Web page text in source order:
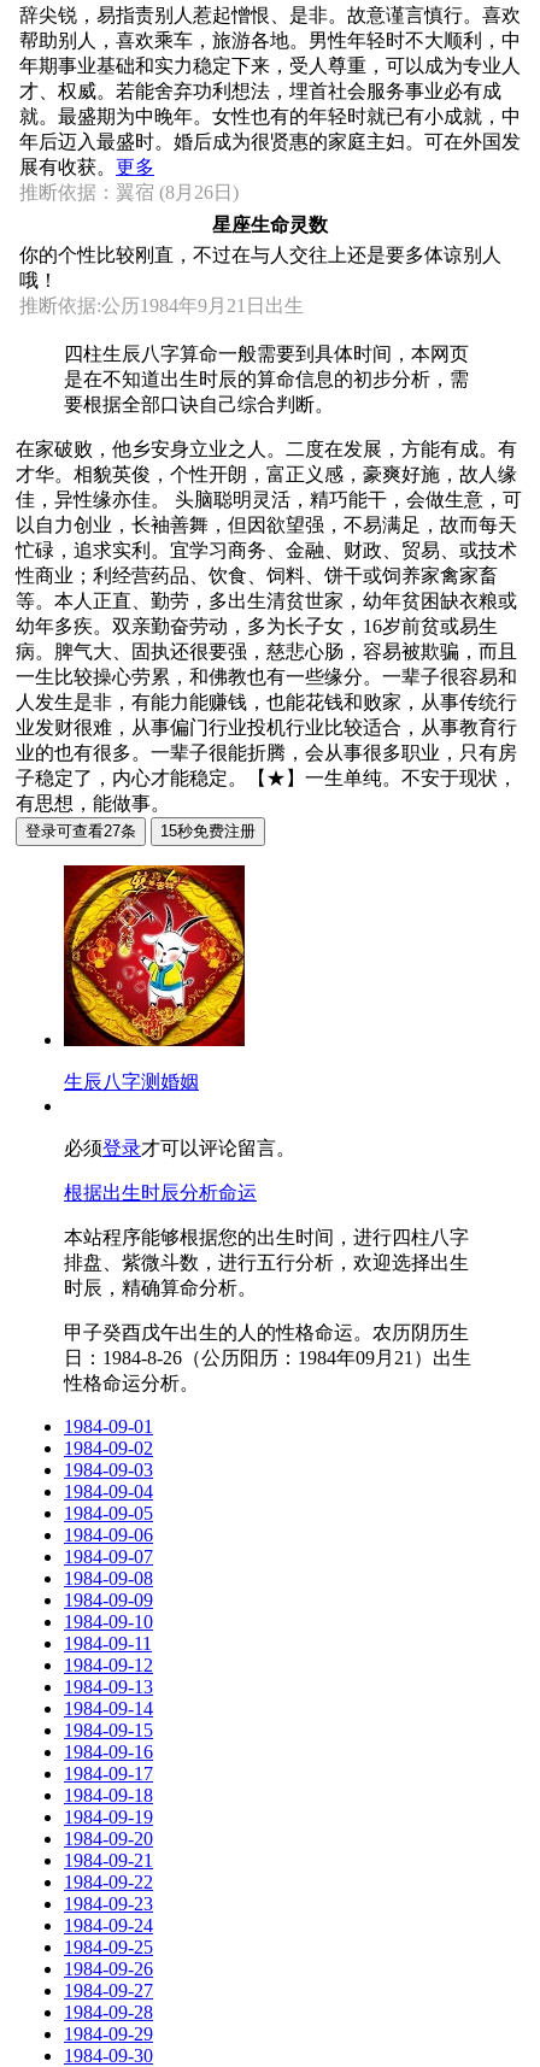
辞尖锐，易指责别人惹起憎恨、是非。故意谨言慎行。喜欢
帮助别人，喜欢乘车，旅游各地。男性年轻时不大顺利，中
年期事业基础和实力稳定下来，受人尊重，可以成为专业人
才、权威。若能舍弃功利想法，埋首社会服务事业必有成
就。最盛期为中晚年。女性也有的年轻时就已有小成就，中
年后迈入最盛时。婚后成为很贤惠的家庭主妇。可在外国发
展有收获。 更多
推断依据：翼宿 (8月26日)
星座生命灵数
你的个性比较刚直，不过在与人交往上还是要多体谅别人
哦！
推断依据:公历1984年9月21日出生
四柱生辰八字算命一般需要到具体时间，本网页
是在不知道出生时辰的算命信息的初步分析，需
要根据全部口诀自己综合判断。
在家破败，他乡安身立业之人。二度在发展，方能有成。有
才华。相貌英俊，个性开朗，富正义感，豪爽好施，故人缘
佳，异性缘亦佳。 头脑聪明灵活，精巧能干，会做生意，可
以自力创业，长袖善舞，但因欲望强，不易满足，故而每天
忙碌，追求实利。宜学习商务、金融、财政、贸易、或技术
性商业；利经营药品、饮食、饲料、饼干或饲养家禽家畜
等。本人正直、勤劳，多出生清贫世家，幼年贫困缺衣粮或
幼年多疾。双亲勤奋劳动，多为长子女，16岁前贫或易生
病。脾气大、固执还很要强，慈悲心肠，容易被欺骗，而且
一生比较操心劳累，和佛教也有一些缘分。一辈子很容易和
人发生是非，有能力能赚钱，也能花钱和败家，从事传统行
业发财很难，从事偏门行业投机行业比较适合，从事教育行
业的也有很多。一辈子很能折腾，会从事很多职业，只有房
子稳定了，内心才能稳定。【★】一生单纯。不安于现状，
有思想，能做事。
生辰八字测婚姻
必须登录才可以评论留言。
根据出生时辰分析命运
本站程序能够根据您的出生时间，进行四柱八字
排盘、紫微斗数，进行五行分析，欢迎选择出生
时辰，精确算命分析。
甲子癸酉戊午出生的人的性格命运。农历阴历生
日：1984-8-26（公历阳历：1984年09月21）出生
性格命运分析。
1984-09-01
1984-09-02
1984-09-03
1984-09-04
1984-09-05
1984-09-06
1984-09-07
1984-09-08
1984-09-09
1984-09-10
1984-09-11
1984-09-12
1984-09-13
1984-09-14
1984-09-15
1984-09-16
1984-09-17
1984-09-18
1984-09-19
1984-09-20
1984-09-21
1984-09-22
1984-09-23
1984-09-24
1984-09-25
1984-09-26
1984-09-27
1984-09-28
1984-09-29
1984-09-30